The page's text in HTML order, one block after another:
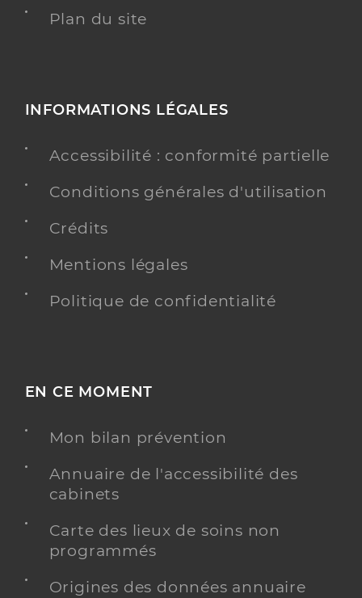
Plan du site
INFORMATIONS LÉGALES
Accessibilité : conformité partielle
Conditions générales d'utilisation
Crédits
Mentions légales
Politique de confidentialité
EN CE MOMENT
Mon bilan prévention
Annuaire de l'accessibilité des
cabinets
Carte des lieux de soins non
programmés
Origines des données annuaire